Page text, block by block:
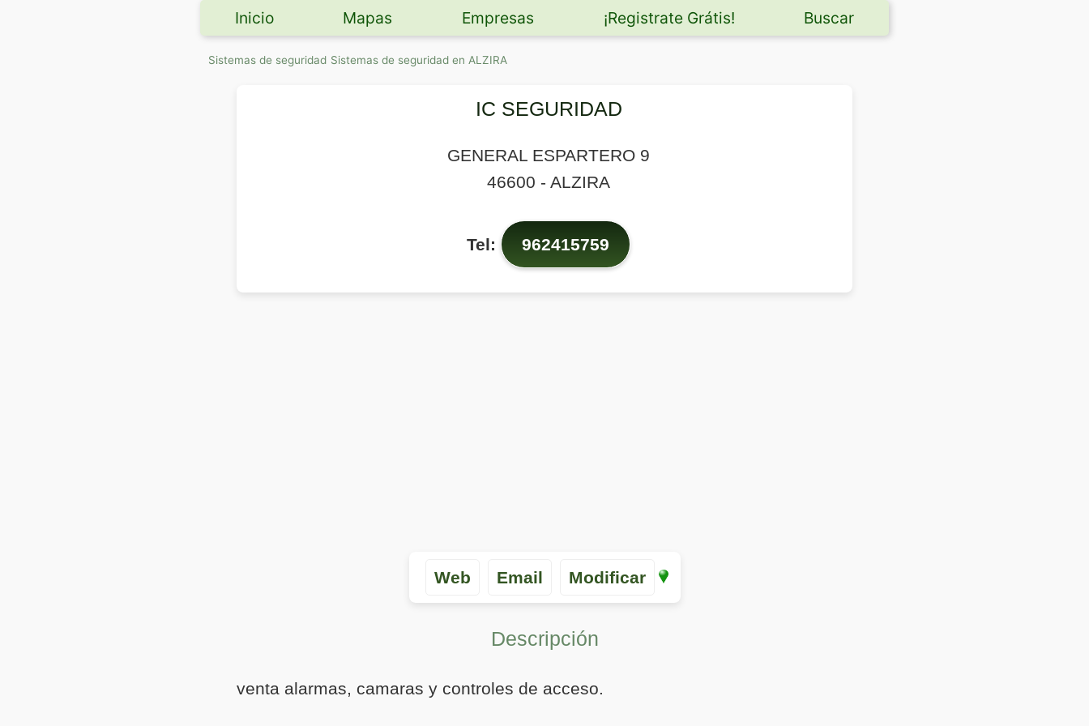
Inicio Mapas Empresas ¡Registrate Grátis! Buscar
Sistemas de seguridad Sistemas de seguridad en ALZIRA
IC SEGURIDAD
GENERAL ESPARTERO 9
46600 - ALZIRA
Tel: 962415759
Web Email Modificar
Descripción
venta alarmas, camaras y controles de acceso.